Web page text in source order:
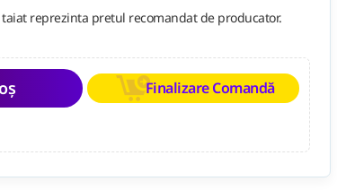
Finalizare Comandă
reprezinta pretul recomandat de producator.